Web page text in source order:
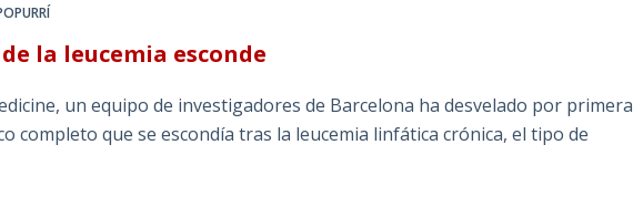
la leucemia esconde
un equipo de investigadores de Barcelona ha desvelado por primera
completo que se escondía tras la leucemia linfática crónica, el tipo de